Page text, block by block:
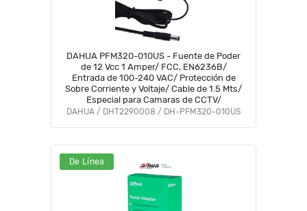
DAHUA PFM320-010US - Fuente de Poder
de 12 Vcc 1 Amper/ FCC, EN6236B/
Entrada de 100-240 VAC/ Protección de
Sobre Corriente y Voltaje/ Cable de 1.5 Mts/
Especial para Camaras de CCTV/
DAHUA / DHT2290008 / DH-PFM320-010US
De Línea